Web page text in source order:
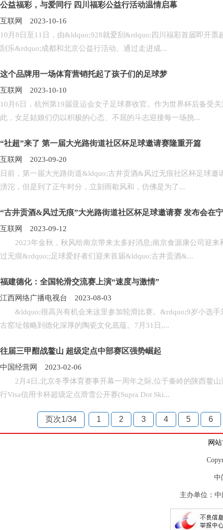
公益福彩，与爱同行 四川福彩公益行活动温情启幕
互联网 2023-10-16
10月8日至11日，由&ldquo;928就爱刮&rdquo;四川福彩首届即开
刮乐&rdquo;成都和北京公益行活动。通过走进成...
这个品牌用一场体育营销托起了孩子们的足球梦
互联网 2023-10-10
10月6日，杭州第19届亚运会女子足球赛收官。作为世界杯后备受
此，女足姑娘们仍以积极的心态、不屈的斗志迎接每一场挑...
“社超”来了 第一届大光路街道社区杯足球邀请赛隆重开篇
互联网 2023-09-20
日前，第一届大光路街道&ldquo;古井贡酒&风过无痕社区杯足球
滂沱，但是到了正午时分，立刻雨歇风和，仿佛是为了...
“古井贡酒&风过无痕”大光路街道社区杯足球邀请赛 发布会在
互联网 2023-09-12
2023年金秋，秋风给南京带来太多好消息;南京食源康公司迎来
过无痕&rdquo;;足球爱好者们迎来首届&ldquo;古井贡酒&...
福建德化：全国轮滑交流赛上演“速度与激情”
江西网络广播电视台 2023-08-03
&ldquo;很高兴有机会来这里参加轮滑比赛。&rdquo;9岁小选手
古窑址领略到德化深厚的陶瓷文化底蕴。7月31日,...
往届三甲酣战鳌山 超级定点中部赛区强势崛起
中国经营网 2023-02-06
2月4日,北京冬季体育赛事开幕一周年之际,位于秦岭的陕西鳌山
行Visa信用卡杯超级定点滑雪公开赛(Supra Dot Ski...
页次1/34 1 2 3 4 5 6
网
中
主办单位：